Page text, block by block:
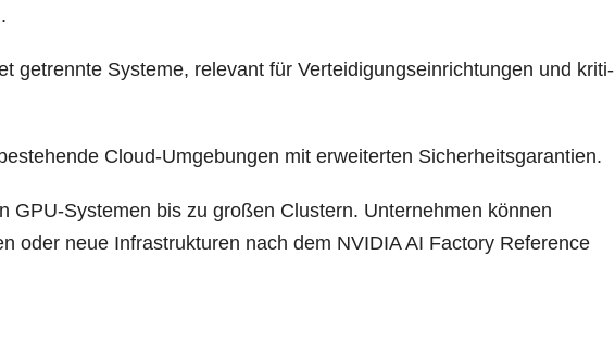
getrenn­te Sys­te­me, rele­vant für Ver­tei­di­gungs­ein­rich­tun­gen und kri­ti­
Cloud-Umge­bun­gen mit erwei­ter­ten Sicherheitsgarantien.
GPU-Sys­te­men bis zu gro­ßen Clus­tern. Unter­neh­men kön­nen
oder neue Infra­struk­tu­ren nach dem NVIDIA AI Fac­to­ry Refe­rence